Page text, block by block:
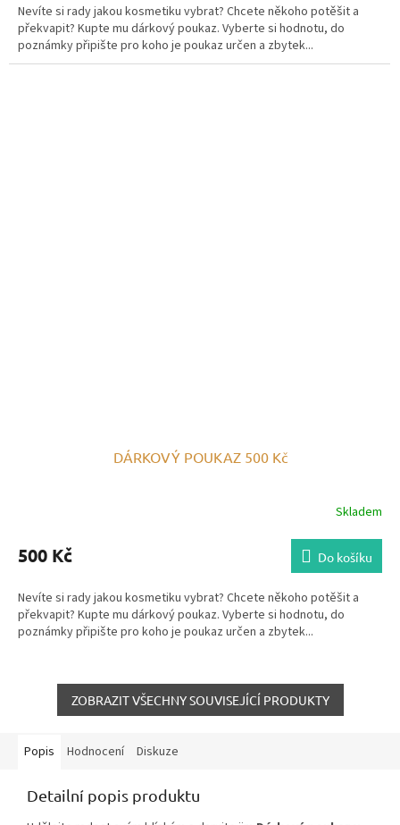
Nevíte si rady jakou kosmetiku vybrat? Chcete někoho potěšit a
překvapit? Kupte mu dárkový poukaz. Vyberte si hodnotu, do
poznámky připište pro koho je poukaz určen a zbytek...
DÁRKOVÝ POUKAZ 500 Kč
Skladem
500 Kč Do košíku
Nevíte si rady jakou kosmetiku vybrat? Chcete někoho potěšit a
překvapit? Kupte mu dárkový poukaz. Vyberte si hodnotu, do
poznámky připište pro koho je poukaz určen a zbytek...
ZOBRAZIT VŠECHNY SOUVISEJÍCÍ PRODUKTY
Popis Hodnocení Diskuze
Detailní popis produktu